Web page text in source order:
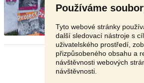
Používáme
Tyto webové stránky
další sledovací nástroje s
uživatelského prostředí,
přizpůsobeného obsahu a
návštěvnosti webových
návštěvnosti.
400 Kč
Stránka: 1 2 3 Další